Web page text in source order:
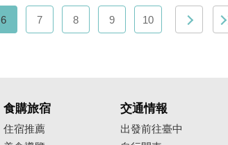
6 7 8 9 10
食購旅宿
住宿推薦
交通情報
出發前往臺中